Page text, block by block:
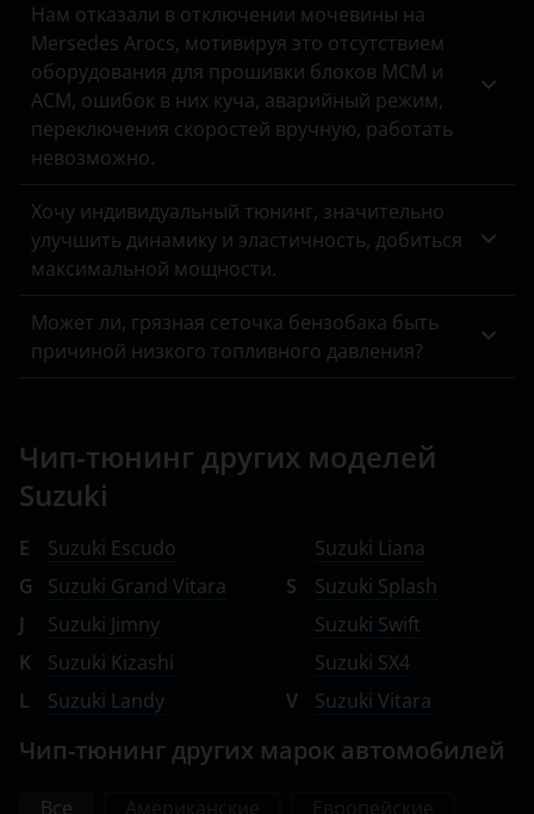
Нам отказали в отключении мочевины на
Mersedes Arocs, мотивируя это отсутствием
оборудования для прошивки блоков MCM и
ACM, ошибок в них куча, аварийный режим,
переключения скоростей вручную, работать
невозможно.
Хочу индивидуальный тюнинг, значительно
улучшить динамику и эластичность, добиться
максимальной мощности.
Может ли, грязная сеточка бензобака быть
причиной низкого топливного давления?
Чип-тюнинг других моделей
Suzuki
E
Suzuki Escudo
G
Suzuki Grand Vitara
J
Suzuki Jimny
K
Suzuki Kizashi
L
Suzuki Landy
Suzuki Liana
S
Suzuki Splash
Suzuki Swift
Suzuki SX4
V
Suzuki Vitara
Чип-тюнинг других марок автомобилей
Все